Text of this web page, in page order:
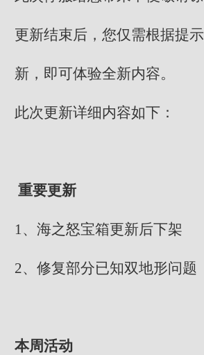
更新结束后，您仅需根据提
新，即可体验全新内容。
此次更新详细内容如下：
重要更新
1、海之怒宝箱更新后下架
2、修复部分已知双地形问题
本周活动